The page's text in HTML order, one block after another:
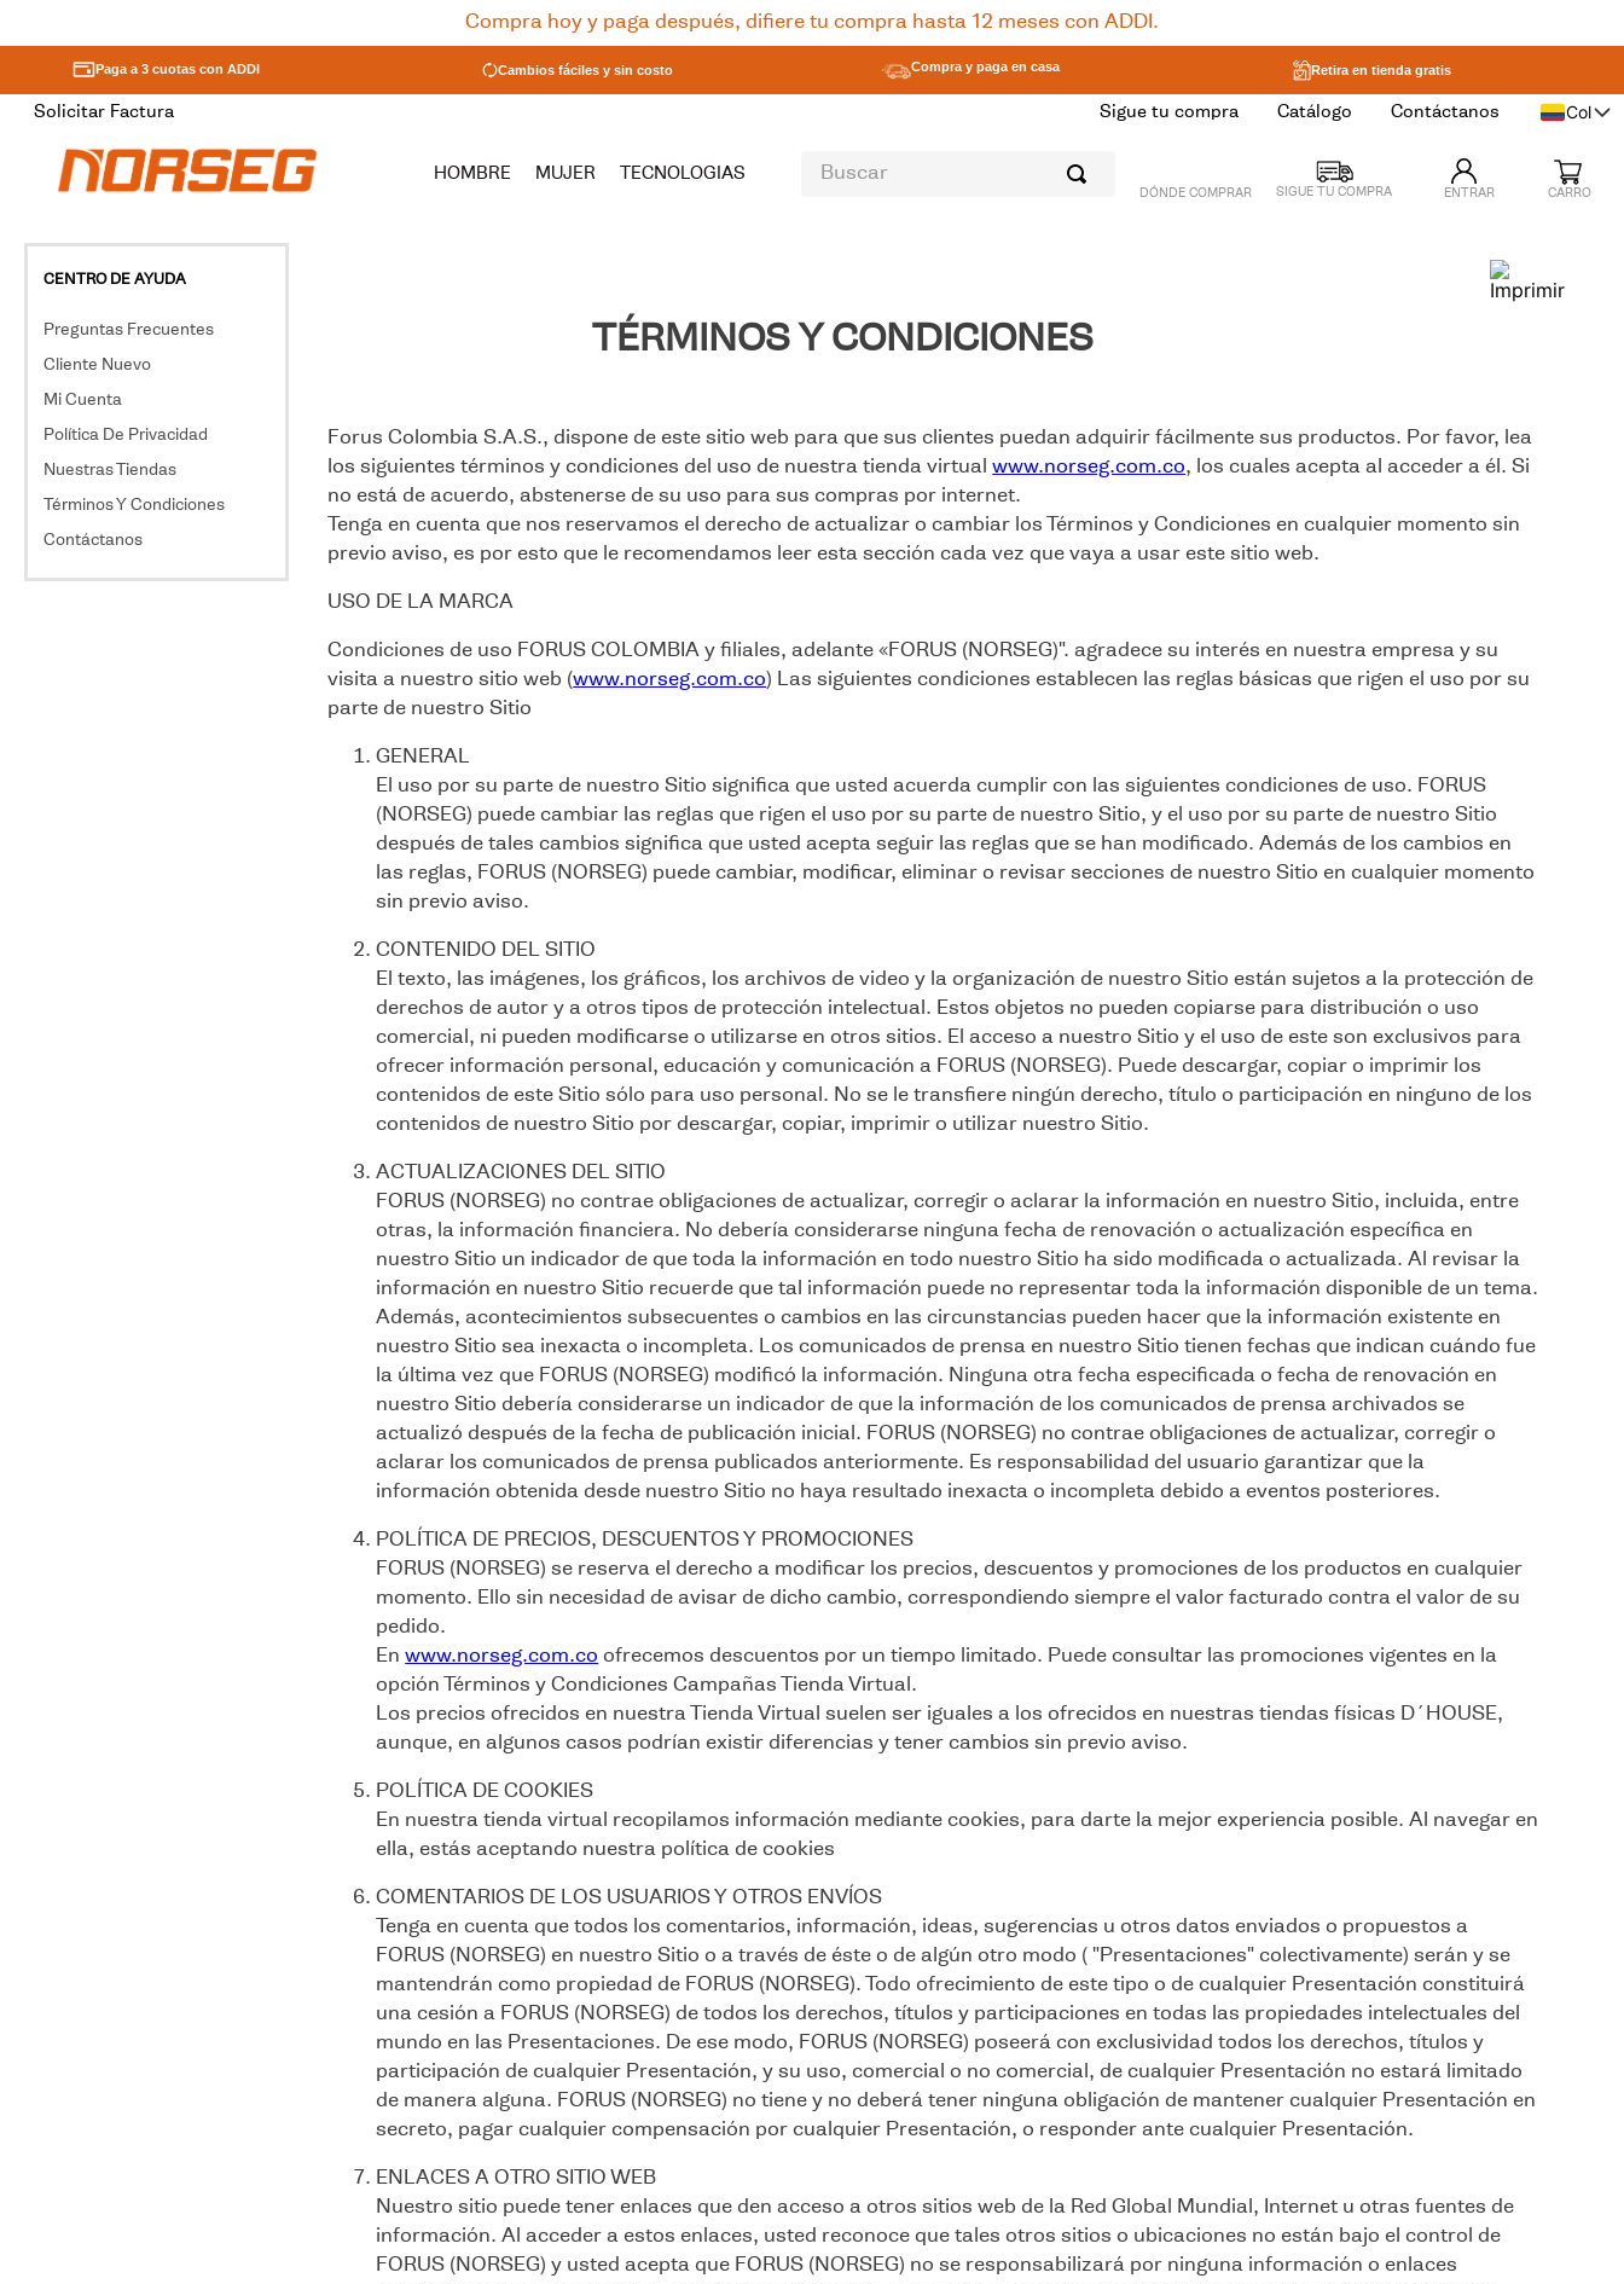
Compra hoy y paga después, difiere tu compra hasta 12 meses con ADDI.
Paga a 3 cuotas con ADDI Cambios fáciles y sin costo Compra y paga en casa Retira en tienda gratis
Solicitar Factura Sigue tu compra Catálogo Contáctanos Col
HOMBRE MUJER TECNOLOGIAS
Buscar
DÓNDE COMPRAR ENTRAR
CENTRO DE AYUDA
Preguntas Frecuentes
¿Cómo comprar en
despacho?
¿Puede mi orden llegar en
orden?
Cliente Nuevo
Beneficios De Norseg
Registrate
Mi Cuenta
¿Qué Puedo Hacer Desde Mi
Política De Privacidad
Nuestras Tiendas
Términos Y Condiciones
Contáctanos
TÉRMINOS Y CONDICIONES
Forus Colombia S.A.S., dispone de este sitio web para que sus clientes puedan adquirir fácilmente sus productos. Por favor, lea
los siguientes términos y condiciones del uso de nuestra tienda virtualwww.norseg.com.co, los cuales acepta al acceder a él. Si
no está de acuerdo, abstenerse de su uso para sus compras por internet.
Tenga en cuenta que nos reservamos el derecho de actualizar o cambiar los Términos y Condiciones en cualquier momento sin
previo aviso, es por esto que le recomendamos leer esta sección cada vez que vaya a usar este sitio web.
USO DE LA MARCA
Condiciones de uso FORUS COLOMBIA y filiales, adelante «FORUS (NORSEG)". agradece su interés en nuestra empresa y su
visita a nuestro sitio web (www.norseg.com.co) Las siguientes condiciones establecen las reglas básicas que rigen el uso por su
parte de nuestro Sitio
GENERAL
El uso por su parte de nuestro Sitio significa que usted acuerda cumplir con las siguientes condiciones de uso. FORUS
(NORSEG) puede cambiar las reglas que rigen el uso por su parte de nuestro Sitio, y el uso por su parte de nuestro Sitio
después de tales cambios significa que usted acepta seguir las reglas que se han modificado. Además de los cambios en
las reglas, FORUS (NORSEG) puede cambiar, modificar, eliminar o revisar secciones de nuestro Sitio en cualquier momento
sin previo aviso.
CONTENIDO DEL SITIO
El texto, las imágenes, los gráficos, los archivos de video y la organización de nuestro Sitio están sujetos a la protección de
derechos de autor y a otros tipos de protección intelectual. Estos objetos no pueden copiarse para distribución o uso
comercial, ni pueden modificarse o utilizarse en otros sitios. El acceso a nuestro Sitio y el uso de este son exclusivos para
ofrecer información personal, educación y comunicación a FORUS (NORSEG). Puede descargar, copiar o imprimir los
contenidos de este Sitio sólo para uso personal. No se le transfiere ningún derecho, título o participación en ninguno de los
contenidos de nuestro Sitio por descargar, copiar, imprimir o utilizar nuestro Sitio.
ACTUALIZACIONES DEL SITIO
FORUS (NORSEG) no contrae obligaciones de actualizar, corregir o aclarar la información en nuestro Sitio, incluida, entre
otras, la información financiera. No debería considerarse ninguna fecha de renovación o actualización específica en
nuestro Sitio un indicador de que toda la información en todo nuestro Sitio ha sido modificada o actualizada. Al revisar la
información en nuestro Sitio recuerde que tal información puede no representar toda la información disponible de un tema.
Además, acontecimientos subsecuentes o cambios en las circunstancias pueden hacer que la información existente en
nuestro Sitio sea inexacta o incompleta. Los comunicados de prensa en nuestro Sitio tienen fechas que indican cuándo fue
la última vez que FORUS (NORSEG) modificó la información. Ninguna otra fecha especificada o fecha de renovación en
nuestro Sitio debería considerarse un indicador de que la información de los comunicados de prensa archivados se
actualizó después de la fecha de publicación inicial. FORUS (NORSEG) no contrae obligaciones de actualizar, corregir o
aclarar los comunicados de prensa publicados anteriormente. Es responsabilidad del usuario garantizar que la
información obtenida desde nuestro Sitio no haya resultado inexacta o incompleta debido a eventos posteriores.
POLÍTICA DE PRECIOS, DESCUENTOS Y PROMOCIONES
FORUS (NORSEG) se reserva el derecho a modificar los precios, descuentos y promociones de los productos en cualquier
momento. Ello sin necesidad de avisar de dicho cambio, correspondiendo siempre el valor facturado contra el valor de su
pedido.
Enwww.norseg.com.co ofrecemos descuentos por un tiempo limitado. Puede consultar las promociones vigentes en la
opción Términos y Condiciones Campañas Tienda Virtual.
Los precios ofrecidos en nuestra Tienda Virtual suelen ser iguales a los ofrecidos en nuestras tiendas físicas D´HOUSE,
aunque, en algunos casos podrían existir diferencias y tener cambios sin previo aviso.
POLÍTICA DE COOKIES
En nuestra tienda virtual recopilamos información mediante cookies, para darte la mejor experiencia posible. Al navegar en
ella, estás aceptando nuestra política de cookies
COMENTARIOS DE LOS USUARIOS Y OTROS ENVÍOS
Tenga en cuenta que todos los comentarios, información, ideas, sugerencias u otros datos enviados o propuestos a
FORUS (NORSEG) en nuestro Sitio o a través de éste o de algún otro modo ( "Presentaciones" colectivamente) serán y se
mantendrán como propiedad de FORUS (NORSEG). Todo ofrecimiento de este tipo o de cualquier Presentación constituirá
una cesión a FORUS (NORSEG) de todos los derechos, títulos y participaciones en todas las propiedades intelectuales del
mundo en las Presentaciones. De ese modo, FORUS (NORSEG) poseerá con exclusividad todos los derechos, títulos y
participación de cualquier Presentación, y su uso, comercial o no comercial, de cualquier Presentación no estará limitado
de manera alguna. FORUS (NORSEG) no tiene y no deberá tener ninguna obligación de mantener cualquier Presentación en
secreto, pagar cualquier compensación por cualquier Presentación, o responder ante cualquier Presentación.
ENLACES A OTRO SITIO WEB
Nuestro sitio puede tener enlaces que den acceso a otros sitios web de la Red Global Mundial, Internet u otras fuentes de
información. Al acceder a estos enlaces, usted reconoce que tales otros sitios o ubicaciones no están bajo el control de
FORUS (NORSEG) y usted acepta que FORUS (NORSEG) no se responsabilizará por ninguna información o enlaces
5.
6.
ng
7.
8.
botas seguridad katrina ct mujer
9 .
ng 572
10
seguridad